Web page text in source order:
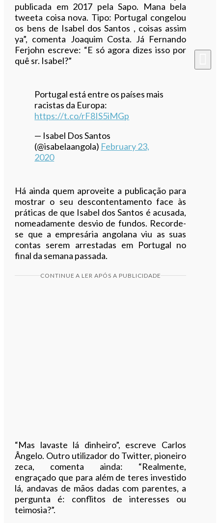
publicada em 2017 pela Sapo. Mana bela
tweeta coisa nova. Tipo: Portugal congelou
os bens de Isabel dos Santos , coisas assim
ya”, comenta Joaquim Costa. Já Fernando
Ferjohn escreve: “E só agora dizes isso por
quê sr. Isabel?”
Portugal está entre os países mais
racistas da Europa:
https://t.co/rF8IS5iMGp
— Isabel Dos Santos
(@isabelaangola) February 23,
2020
Há ainda quem aproveite a publicação para
mostrar o seu descontentamento face às
práticas de que Isabel dos Santos é acusada,
nomeadamente desvio de fundos. Recorde-
se que a empresária angolana viu as suas
contas serem arrestadas em Portugal no
final da semana passada.
CONTINUE A LER APÓS A PUBLICIDADE
“Mas lavaste lá dinheiro”, escreve Carlos
Ângelo. Outro utilizador do Twitter, pioneiro
zeca, comenta ainda: “Realmente,
engraçado que para além de teres investido
lá, andavas de mãos dadas com parentes, a
pergunta é: conflitos de interesses ou
teimosia?”.